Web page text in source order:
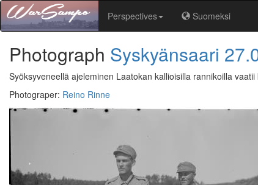
Perspectives Suomeksi
Photograph Syskyänsaari
Syöksyveneellä ajeleminen Laatokan kallioisilla rannikoilla
Photograper: Reino Rinne